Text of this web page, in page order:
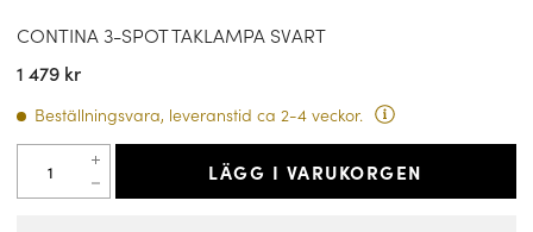
CONTINA 3-SPOT TAKLAMPA SVART
1 479 kr
Beställningsvara, leveranstid ca 2-4 veckor.
LÄGG I VARUKORGEN